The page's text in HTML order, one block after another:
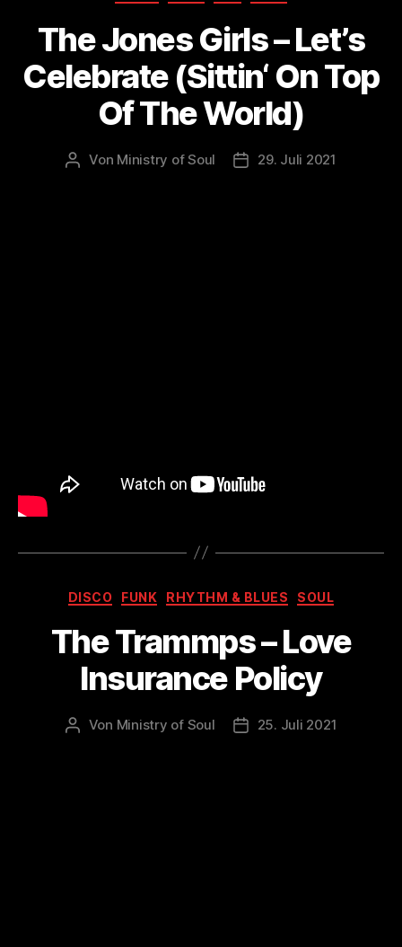
The Jones Girls – Let’s
Celebrate (Sittin‘ On Top
Of The World)
Beitragsautor
Von Ministry of Soul Veröffentlichungsdatum
29. Juli 2021
Kategorien
DISCO FUNK RHYTHM & BLUES SOUL
The Trammps – Love
Insurance Policy
Beitragsautor
Von Ministry of Soul Veröffentlichungsdatum
25. Juli 2021